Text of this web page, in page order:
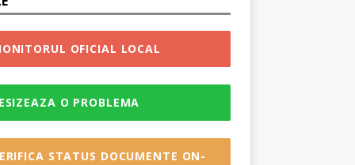
OFICIAL LOCAL
O PROBLEMA
STATUS DOCUMENTE ON-